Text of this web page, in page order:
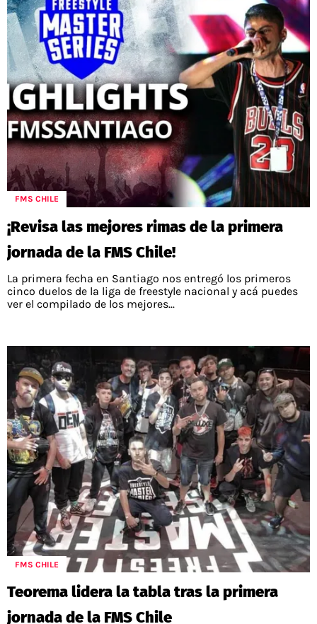
FMS CHILE
¡Revisa las mejores rimas de la primera
jornada de la FMS Chile!
La primera fecha en Santiago nos entregó los primeros
cinco duelos de la liga de freestyle nacional y acá puedes
ver el compilado de los mejores...
FMS CHILE
Teorema lidera la tabla tras la primera
jornada de la FMS Chile